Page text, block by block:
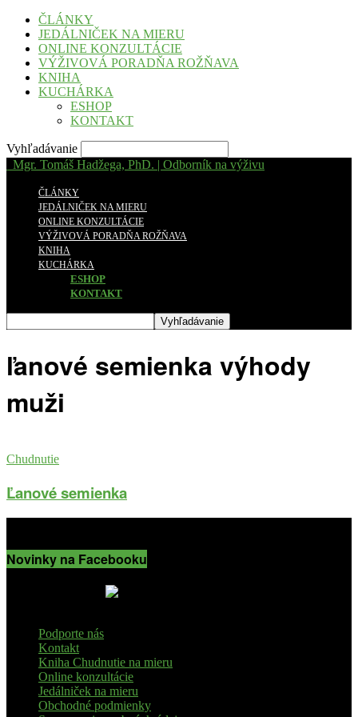
ČLÁNKY
JEDÁLNIČEK NA MIERU
ONLINE KONZULTÁCIE
VÝŽIVOVÁ PORADŇA ROŽŇAVA
KNIHA
KUCHÁRKA
ESHOP
KONTAKT
Vyhľadávanie
Mgr. Tomáš Hadžega, PhD. | Odborník na výživu
ČLÁNKY
JEDÁLNIČEK NA MIERU
ONLINE KONZULTÁCIE
VÝŽIVOVÁ PORADŇA ROŽŇAVA
KNIHA
KUCHÁRKA
ESHOP
KONTAKT
ľanové semienka výhody
muži
Chudnutie
Ľanové semienka
Novinky na Facebooku
Podporte nás
Kontakt
Kniha Chudnutie na mieru
Online konzultácie
Jedálniček na mieru
Obchodné podmienky